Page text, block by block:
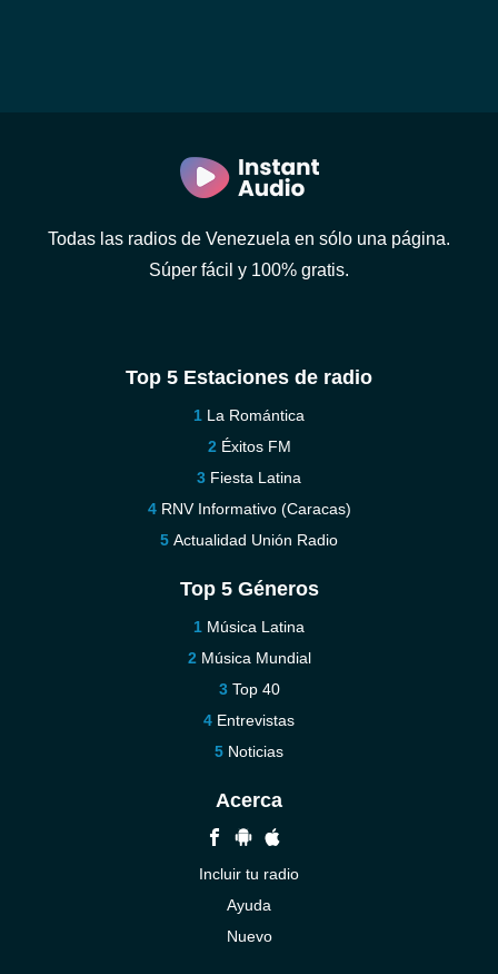
Todas las radios de Venezuela en sólo una página.
Súper fácil y 100% gratis.
Top 5 Estaciones de radio
La Romántica
Éxitos FM
Fiesta Latina
RNV Informativo (Caracas)
Actualidad Unión Radio
Top 5 Géneros
Música Latina
Música Mundial
Top 40
Entrevistas
Noticias
Acerca
Incluir tu radio
Ayuda
Nuevo